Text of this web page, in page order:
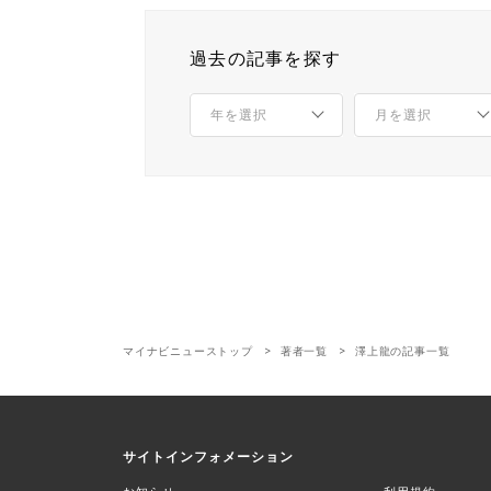
過去の記事を探す
マイナビニューストップ 著者一覧 澤上龍の記事一覧
サイトインフォメーション